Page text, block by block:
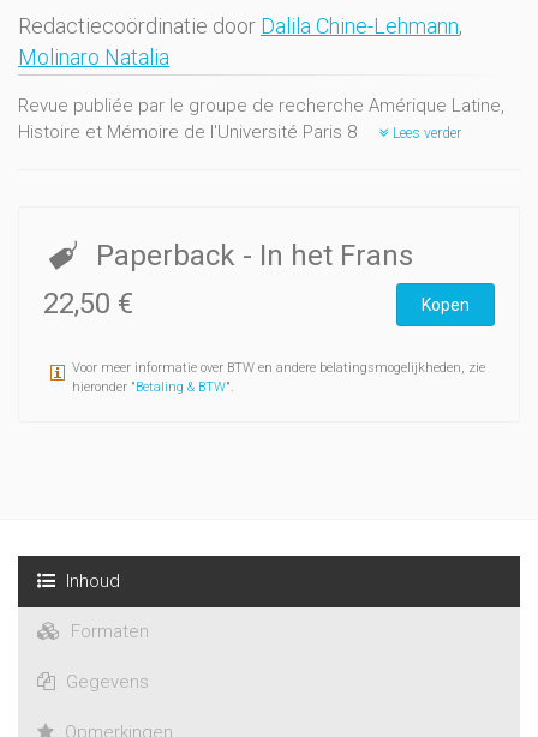
Redactiecoördinatie door Dalila Chine-Lehmann,
Molinaro Natalia
Revue publiée par le groupe de recherche Amérique Latine,
Histoire et Mémoire de l'Université Paris 8
Lees verder
Paperback - In het Frans
22,50 €
Kopen
Voor meer informatie over BTW en andere belatingsmogelijkheden, zie
hieronder "Betaling & BTW".
Inhoud
Formaten
Gegevens
Opmerkingen